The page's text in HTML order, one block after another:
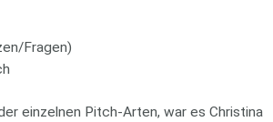
Fragen)
einzelnen Pitch-Arten, war es Christina